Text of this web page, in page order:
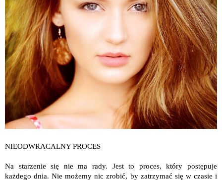
NIEODWRACALNY PROCES
Na starzenie się nie ma rady. Jest to proces, który postępuje
każdego dnia. Nie możemy nic zrobić, by zatrzymać się w czasie i